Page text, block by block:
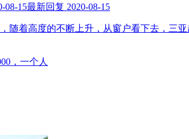
08-15最新回复 2020-08-15
随着高度的不断上升，从窗户看下去，三
，一个人